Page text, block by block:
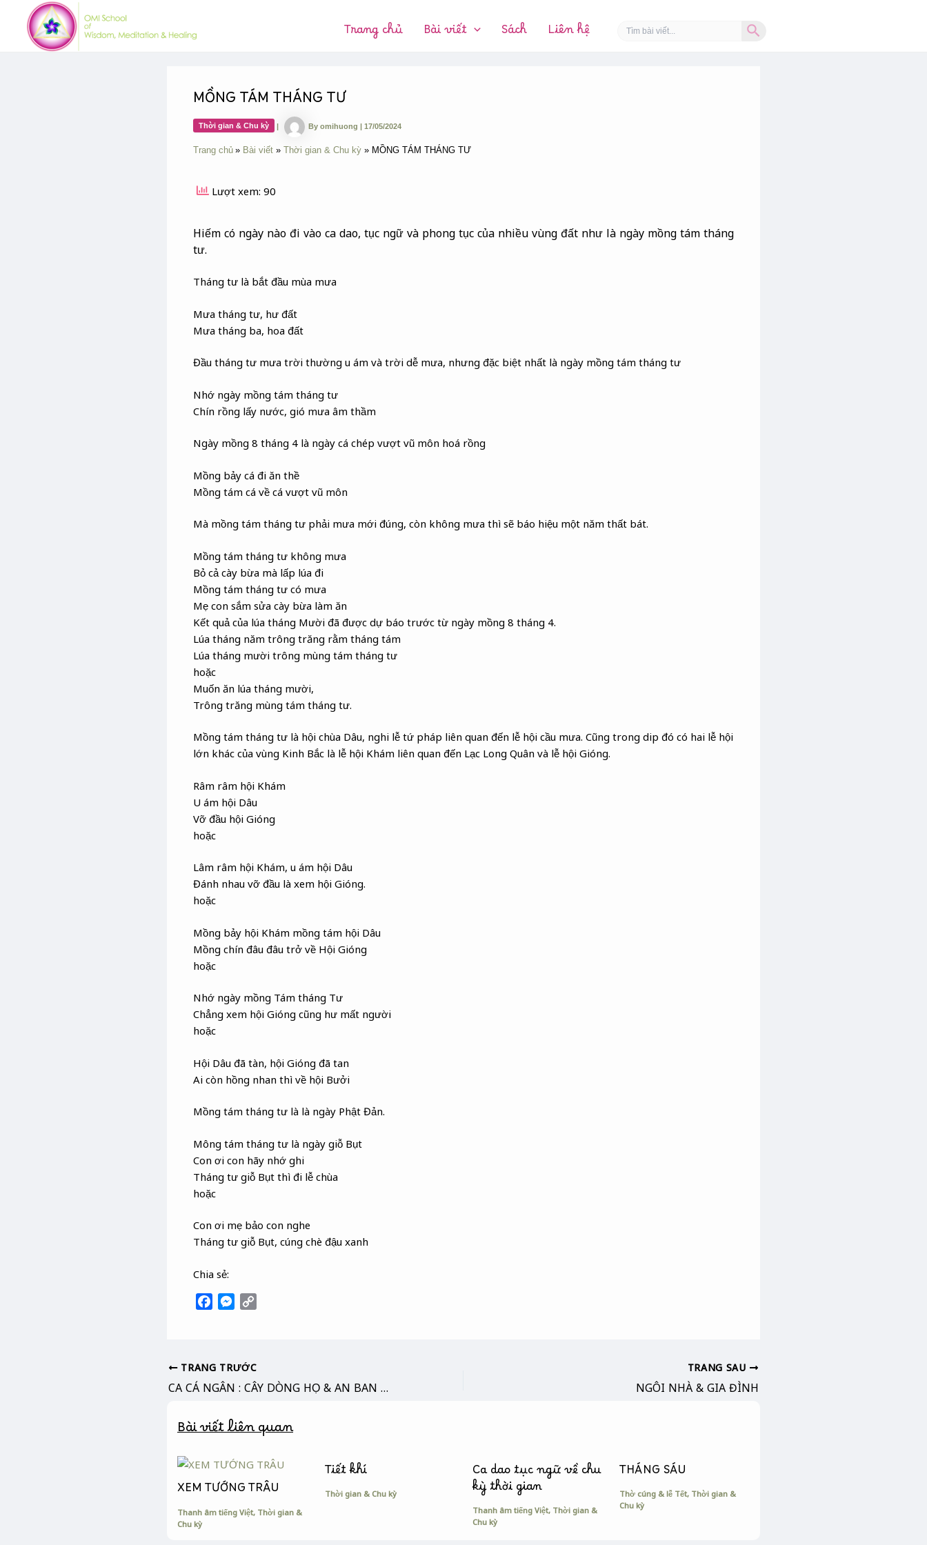
content
Trang chủ Bài viết Sách Liên hệ Search
for:
MỒNG TÁM THÁNG TƯ
Thời gian & Chu kỳ | By omihuong | 17/05/2024
Trang chủ Bài viết Thời gian & Chu kỳ MỒNG TÁM THÁNG TƯ
Lượt xem: 90
Hiếm có ngày nào đi vào ca dao, tục ngữ và phong tục của nhiều vùng đất như là ngày mồng tám tháng
tư.
Tháng tư là bắt đầu mùa mưa
Mưa tháng tư, hư đất
Mưa tháng ba, hoa đất
Đầu tháng tư mưa trời thường u ám và trời dễ mưa, nhưng đặc biệt nhất là ngày mồng tám tháng tư
Nhớ ngày mồng tám tháng tư
Chín rồng lấy nước, gió mưa âm thầm
Ngày mồng 8 tháng 4 là ngày cá chép vượt vũ môn hoá rồng
Mồng bảy cá đi ăn thề
Mồng tám cá về cá vượt vũ môn
Mà mồng tám tháng tư phải mưa mới đúng, còn không mưa thì sẽ báo hiệu một năm thất bát.
Mồng tám tháng tư không mưa
Bỏ cả cày bừa mà lấp lúa đi
Mồng tám tháng tư có mưa
Mẹ con sắm sửa cày bừa làm ăn
Kết quả của lúa tháng Mười đã được dự báo trước từ ngày mồng 8 tháng 4.
Lúa tháng năm trông trăng rằm tháng tám
Lúa tháng mười trông mùng tám tháng tư
hoặc
Muốn ăn lúa tháng mười,
Trông trăng mùng tám tháng tư.
Mồng tám tháng tư là hội chùa Dâu, nghi lễ tứ pháp liên quan đến lễ hội cầu mưa. Cũng trong dip đó có hai lễ hội
lớn khác của vùng Kinh Bắc là lễ hội Khám liên quan đến Lạc Long Quân và lễ hội Gióng.
Râm râm hội Khám
U ám hội Dâu
Vỡ đầu hội Gióng
hoặc
Lâm râm hội Khám, u ám hội Dâu
Đánh nhau vỡ đầu là xem hội Gióng.
hoặc
Mồng bảy hội Khám mồng tám hội Dâu
Mồng chín đâu đâu trở về Hội Gióng
hoặc
Nhớ ngày mồng Tám tháng Tư
Chẳng xem hội Gióng cũng hư mất người
hoặc
Hội Dâu đã tàn, hội Gióng đã tan
Ai còn hồng nhan thì về hội Bưởi
Mồng tám tháng tư là là ngày Phật Đản.
Mông tám tháng tư là ngày giỗ Bụt
Con ơi con hãy nhớ ghi
Tháng tư giỗ Bụt thì đi lễ chùa
hoặc
Con ơi mẹ bảo con nghe
Tháng tư giỗ Bụt, cúng chè đậu xanh
Chia sẻ:
b
o
k
M
e
n
e
r
L
i
TRANG TRƯỚC
CA CÁ NGÂN : CÂY DÒNG HỌ & AN BAN THỜ – Chu di & Đổi họ
TRANG SAU
NGÔI NHÀ & GIA ĐÌNH
Bài viết liên quan
XEM TƯỚNG TRÂU
Thanh âm tiếng Việt, Thời gian &
Chu kỳ
Tiết khí
Thời gian & Chu kỳ
Ca dao tục ngữ về chu
kỳ thời gian
Thanh âm tiếng Việt, Thời gian &
Chu kỳ
THÁNG SÁU
Thờ cúng & lễ Tết, Thời gian &
Chu kỳ